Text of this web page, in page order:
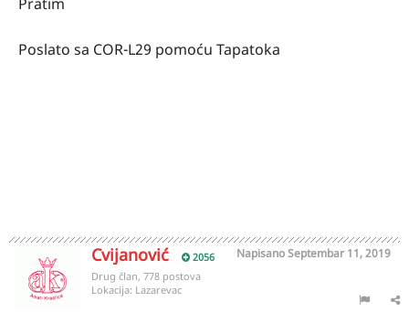
Poslato sa COR-L29 pomoću Tapatoka
Cvijanović 2056 NapisanoSeptembar 11, 2019
Drug član, 778 postova
Lokacija: Lazarevac